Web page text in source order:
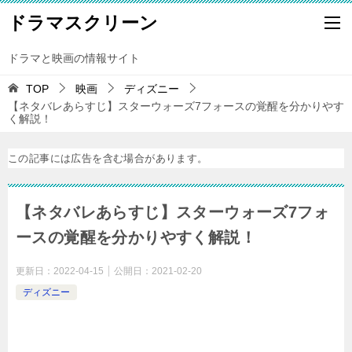
ドラマスクリーン
ドラマと映画の情報サイト
TOP 映画
ディズニー
【ネタバレあらすじ】スターウォーズ7フォースの覚醒を分かりやす
く解説！
この記事には広告を含む場合があります。
【ネタバレあらすじ】スターウォーズ7フォ
ースの覚醒を分かりやすく解説！
更新日： 2022-04-15 公開日： 2021-02-20
ディズニー